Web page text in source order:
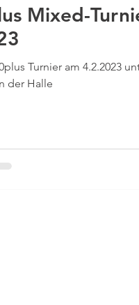
Mixed-
Turnier am 4.2.2023
der Halle